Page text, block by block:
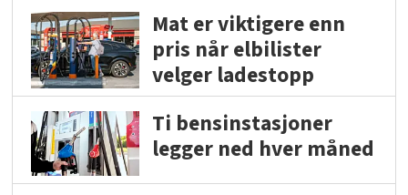
Mat er viktigere enn
pris når elbilister
velger ladestopp
Ti bensinstasjoner
legger ned hver måned